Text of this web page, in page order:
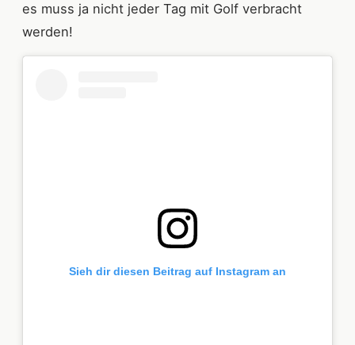
es muss ja nicht jeder Tag mit Golf verbracht
werden!
Sieh dir diesen Beitrag auf Instagram an